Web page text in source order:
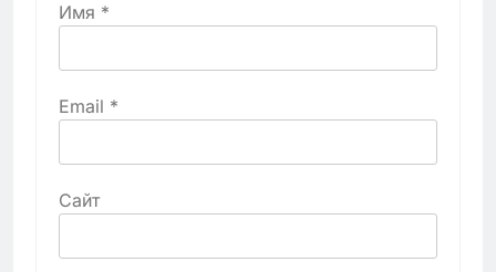
Имя *
Email *
Сайт